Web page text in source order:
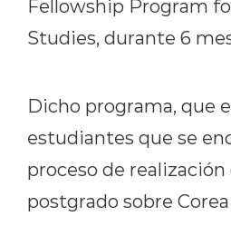
Fellowship Program
Studies, durante 6
Dicho programa, que
estudiantes que se
proceso de
postgrado sobre